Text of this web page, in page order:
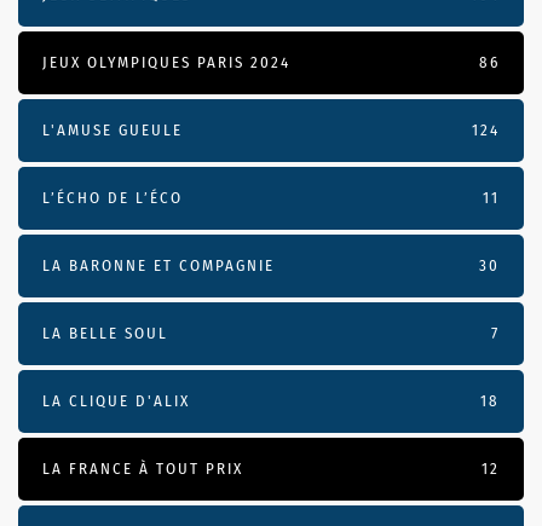
JEUX OLYMPIQUES PARIS 2024 86
L'AMUSE GUEULE 124
L’ÉCHO DE L’ÉCO 11
LA BARONNE ET COMPAGNIE 30
LA BELLE SOUL 7
LA CLIQUE D'ALIX 18
LA FRANCE À TOUT PRIX 12